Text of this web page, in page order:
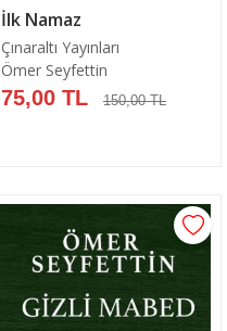
İlk Namaz
Çınaraltı Yayınları
Ömer Seyfettin
75,00 TL 150,00 TL
Sepete Ekle